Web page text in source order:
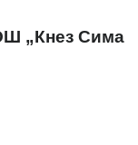
„Кнез Сима